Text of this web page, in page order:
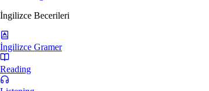
İngilizce Becerileri
İngilizce Gramer
Reading